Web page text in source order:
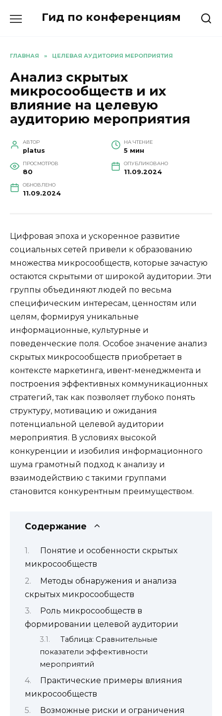
Гид по конференциям
ГЛАВНАЯ » ЦЕЛЕВАЯ АУДИТОРИЯ МЕРОПРИЯТИЯ
Анализ скрытых
микросообществ и их
влияние на целевую
аудиторию мероприятия
АВТОР
platus
НА ЧТЕНИЕ
5 мин
ПРОСМОТРОВ
80
ОПУБЛИКОВАНО
11.09.2024
ОБНОВЛЕНО
11.09.2024
Цифровая эпоха и ускоренное развитие
социальных сетей привели к образованию
множества микросообществ, которые зачастую
остаются скрытыми от широкой аудитории. Эти
группы объединяют людей по весьма
специфическим интересам, ценностям или
целям, формируя уникальные
информационные, культурные и
поведенческие поля. Особое значение анализ
скрытых микросообществ приобретает в
контексте маркетинга, ивент-менеджмента и
построения эффективных коммуникационных
стратегий, так как позволяет глубоко понять
структуру, мотивацию и ожидания
потенциальной целевой аудитории
мероприятия. В условиях высокой
конкуренции и изобилия информационного
шума грамотный подход к анализу и
взаимодействию с такими группами
становится конкурентным преимуществом.
Содержание
Понятие и особенности скрытых
микросообществ
Методы обнаружения и анализа
скрытых микросообществ
Роль микросообществ в
формировании целевой аудитории
Таблица: Сравнительные
показатели эффективности
мероприятий
Практические примеры влияния
микросообществ
Возможные риски и ограничения